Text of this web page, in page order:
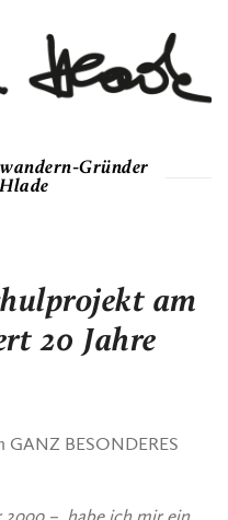
Gründer
am
20 Jahre
BESONDERES
2000 – habe ich mir ein